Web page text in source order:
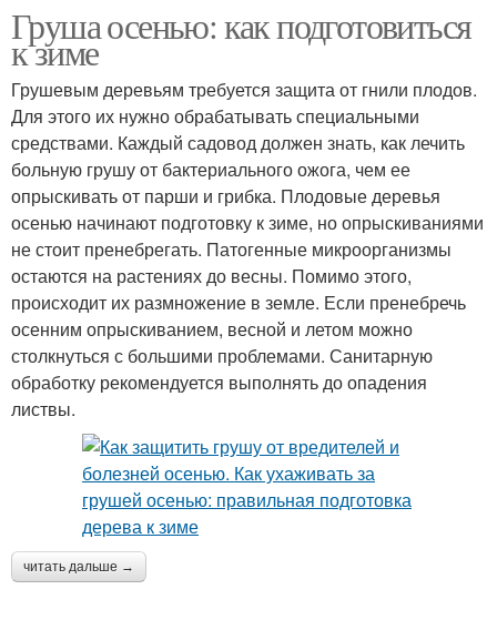
Груша осенью: как подготовиться
к зиме
Грушевым деревьям требуется защита от гнили плодов.
Для этого их нужно обрабатывать специальными
средствами. Каждый садовод должен знать, как лечить
больную грушу от бактериального ожога, чем ее
опрыскивать от парши и грибка. Плодовые деревья
осенью начинают подготовку к зиме, но опрыскиваниями
не стоит пренебрегать. Патогенные микроорганизмы
остаются на растениях до весны. Помимо этого,
происходит их размножение в земле. Если пренебречь
осенним опрыскиванием, весной и летом можно
столкнуться с большими проблемами. Санитарную
обработку рекомендуется выполнять до опадения
листвы.
читать дальше →